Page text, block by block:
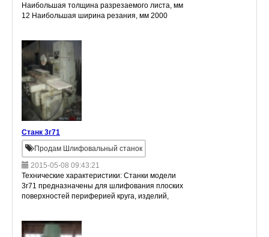
Наибольшая толщина разрезаемого листа, мм
12 Наибольшая ширина резания, мм 2000
Станк 3г71
Продам Шлифовальный станок
2015-05-08 09:43:21
Технические характеристики: Станки модели
3г71 предназначены для шлифования плоских
поверхностей периферией круга, изделий,